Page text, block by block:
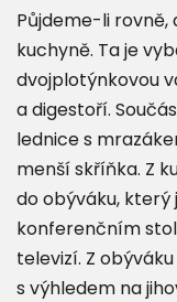
Půjdeme-li
kuchyně. Ta je
dvojplotýnkovou
a digestoří.
lednice s
menší skříňka. Z
do obýváku, který
konferenčním
televizí. Z
s výhledem na